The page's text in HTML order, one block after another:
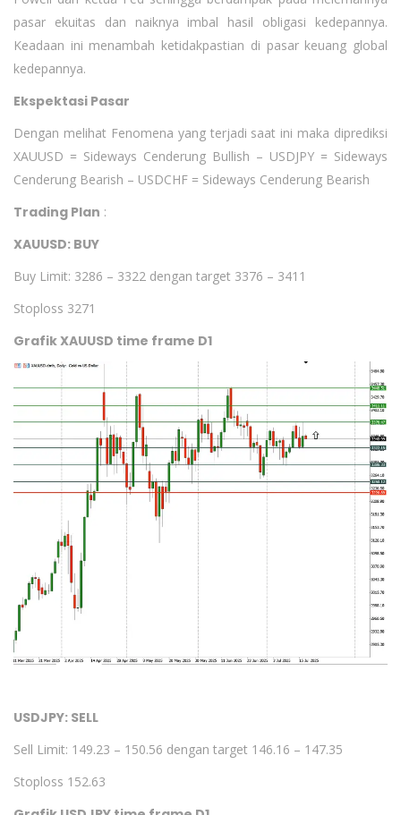
pasar ekuitas dan naiknya imbal hasil obligasi kedepannya.
Keadaan ini menambah ketidakpastian di pasar keuang global
kedepannya.
Ekspektasi Pasar
Dengan melihat Fenomena yang terjadi saat ini maka diprediksi
XAUUSD = Sideways Cenderung Bullish – USDJPY = Sideways
Cenderung Bearish – USDCHF = Sideways Cenderung Bearish
Trading Plan :
XAUUSD: BUY
Buy Limit: 3286 – 3322 dengan target 3376 – 3411
Stoploss 3271
Grafik XAUUSD time frame D1
USDJPY: SELL
Sell Limit: 149.23 – 150.56 dengan target 146.16 – 147.35
Stoploss 152.63